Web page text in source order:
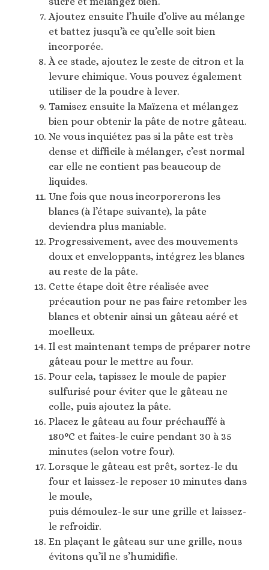
Ajoutez ensuite l’huile d’olive au mélange
et battez jusqu’à ce qu’elle soit bien
incorporée.
À ce stade, ajoutez le zeste de citron et la
levure chimique. Vous pouvez également
utiliser de la poudre à lever.
Tamisez ensuite la Maïzena et mélangez
bien pour obtenir la pâte de notre gâteau.
Ne vous inquiétez pas si la pâte est très
dense et difficile à mélanger, c’est normal
car elle ne contient pas beaucoup de
liquides.
Une fois que nous incorporerons les
blancs (à l’étape suivante), la pâte
deviendra plus maniable.
Progressivement, avec des mouvements
doux et enveloppants, intégrez les blancs
au reste de la pâte.
Cette étape doit être réalisée avec
précaution pour ne pas faire retomber les
blancs et obtenir ainsi un gâteau aéré et
moelleux.
Il est maintenant temps de préparer notre
gâteau pour le mettre au four.
Pour cela, tapissez le moule de papier
sulfurisé pour éviter que le gâteau ne
colle, puis ajoutez la pâte.
Placez le gâteau au four préchauffé à
180°C et faites-le cuire pendant 30 à 35
minutes (selon votre four).
Lorsque le gâteau est prêt, sortez-le du
four et laissez-le reposer 10 minutes dans
le moule,
puis démoulez-le sur une grille et laissez-
le refroidir.
En plaçant le gâteau sur une grille, nous
évitons qu’il ne s’humidifie.